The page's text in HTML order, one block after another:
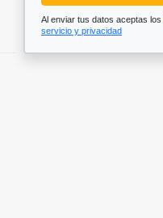
Al enviar tus datos aceptas los
servicio y privacidad